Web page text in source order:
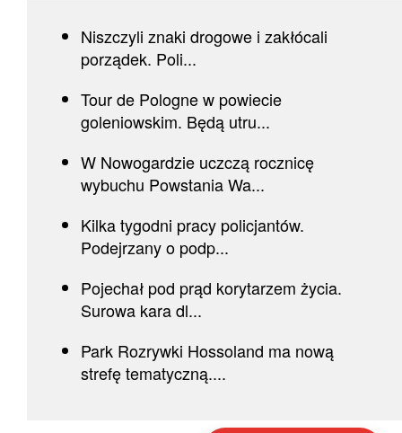
Niszczyli znaki drogowe i zakłócali
porządek. Poli...
Tour de Pologne w powiecie
goleniowskim. Będą utru...
W Nowogardzie uczczą rocznicę
wybuchu Powstania Wa...
Kilka tygodni pracy policjantów.
Podejrzany o podp...
Pojechał pod prąd korytarzem życia.
Surowa kara dl...
Park Rozrywki Hossoland ma nową
strefę tematyczną....